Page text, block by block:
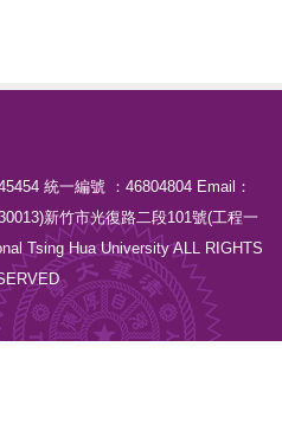
統一編號 ：46804804 Email：
新竹市光復路二段101號(工程一
Tsing Hua University ALL RIGHTS